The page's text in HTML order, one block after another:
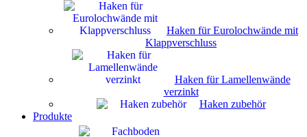
Haken für Eurolochwände mit
Klappverschluss
Haken für Lamellenwände
verzinkt
Haken zubehör
Produkte